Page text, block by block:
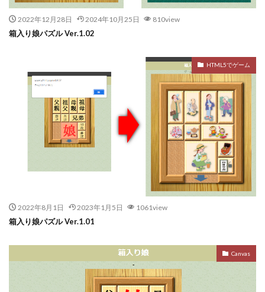
2022年12月28日 2024年10月25日 810view
箱入り娘パズル Ver.1.02
HTML5でゲーム
2022年8月1日 2023年1月5日 1061view
箱入り娘パズル Ver.1.01
Canvas